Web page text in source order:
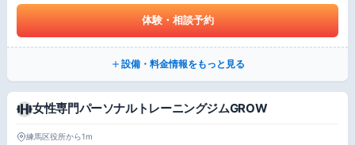
体験・相談予約
設備・料金情報をもっと見る
女性専門パーソナルトレーニングジムGROW
練馬区役所から1m